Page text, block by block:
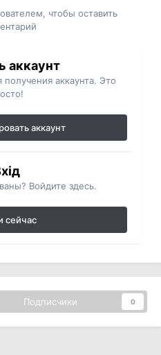
чтобы оставить
аккаунт
получения аккаунта. Это
аккаунт
Войдите здесь.
сейчас
Подписчики 0